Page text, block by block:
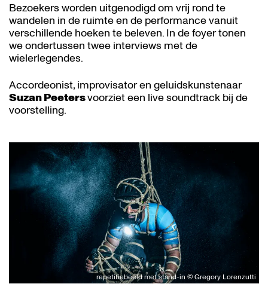
Bezoekers worden uitgenodigd om vrij rond te
wandelen in de ruimte en de performance vanuit
verschillende hoeken te beleven. In de foyer tonen
we ondertussen twee interviews met de
wielerlegendes.
Accordeonist, improvisator en geluidskunstenaar
Suzan Peetersvoorziet een live soundtrack bij de
voorstelling.
repetitiebeeld met stand-in © Gregory Lorenzutti